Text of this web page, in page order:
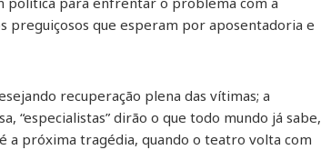
preguiçosos que esperam por aposentadoria e
recuperação plena das vítimas; a
“especialistas” dirão o que todo mundo já sabe,
a próxima tragédia, quando o teatro volta com